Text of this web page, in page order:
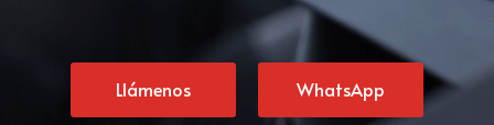
Llámenos WhatsApp